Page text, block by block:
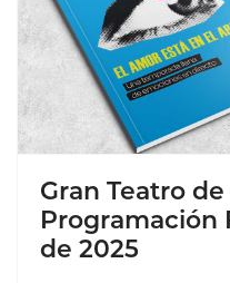
Gran Teatro
Programación
de 2025